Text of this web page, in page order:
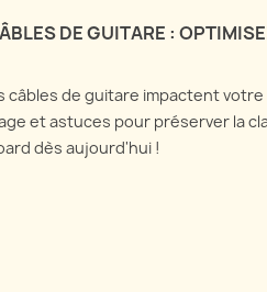
DE GUITARE :
câbles de guitare impactent votre
et astuces pour préserver la
dès aujourd'hui !